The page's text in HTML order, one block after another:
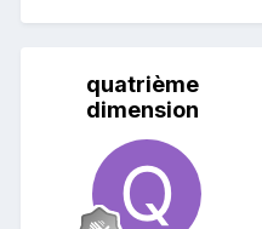
quatrième
dimension